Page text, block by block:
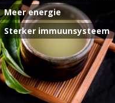
Meer energie
Sterker immuunsysteem